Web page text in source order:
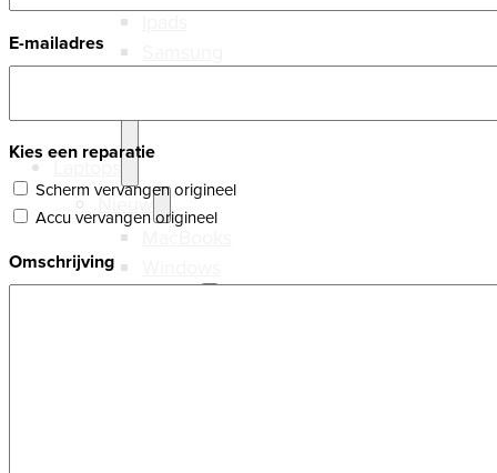
Laptops
Nieuw
E-mailadres
Kies een reparatie
Scherm vervangen origineel
Accu vervangen origineel
Omschrijving